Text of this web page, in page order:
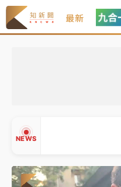
最新
NEWS
中颱白海豚環流掠北海
38度
周末精選｜ 慈濟遭詐10
面手法 郭台銘、蔡英文